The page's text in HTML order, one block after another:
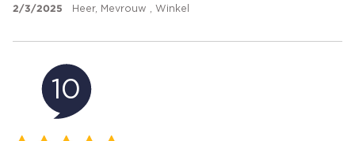
2/3/2025 Heer, Mevrouw , Winkel
10